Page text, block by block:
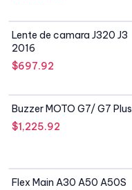
SIN STOCK
Lente de camara J320 J3
2016
$697.92
SIN STOCK
Buzzer MOTO G7/ G7 Plus
$1,225.92
SIN STOCK
Flex Main A30 A50 A50S